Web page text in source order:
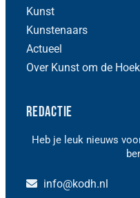
Kunst
Kunstenaars
Actueel
Over Kunst om de Hoek
Redactie
Heb je leuk nieuws
info@kodh.nl